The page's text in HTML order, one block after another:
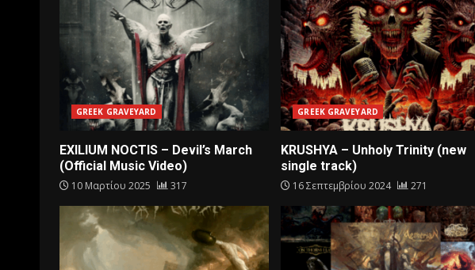
GREEK GRAVEYARD
EXILIUM NOCTIS – Devil’s March
(Official Music Video)
10 Μαρτίου 2025 317
GREEK GRAVEYARD
KRUSHYA – Unholy Trinity (new
single track)
16 Σεπτεμβρίου 2024 271